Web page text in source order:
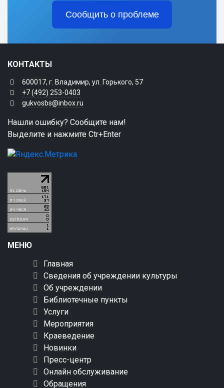
Сообщить о проблеме
КОНТАКТЫ
600017, г. Владимир, ул. Горького, 57
+7 (492) 253-0403
gukvosbs@inbox.ru
Нашли ошибку? Сообщите нам!
Выделите и нажмите Ctr+Enter
МЕНЮ
Главная
Сведения об учреждении культуры
Об учреждении
Библиотечные пункты
Услуги
Мероприятия
Краеведение
Новинки
Пресс-центр
Онлайн обслуживание
Обращения